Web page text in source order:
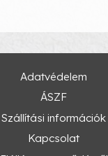
Adatvédelem
ÁSZF
Szállítási információk
Kapcsolat